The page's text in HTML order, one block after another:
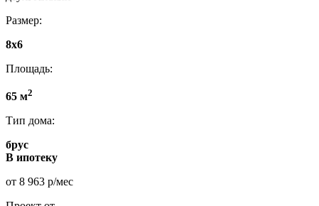
Размер:
8x6
Площадь:
65 м2
Тип дома:
брус
В ипотеку
от 8 963 р/мес